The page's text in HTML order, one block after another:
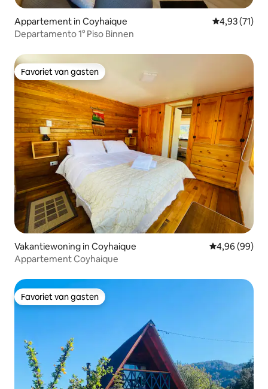
Appartement in Coyhaique Gemiddelde
4,93 (71)
Departamento 1° Piso Binnen
Favoriet van gasten
Favoriet van gasten
Vakantiewoning in Coyhaique Gemiddelde
4,96 (99)
Appartement Coyhaique
Favoriet van gasten
Favoriet van gasten